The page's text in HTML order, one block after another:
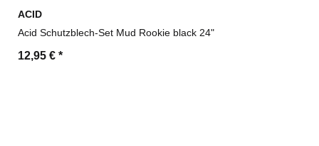
ACID
Acid Schutzblech-Set Mud Rookie black 24"
12,95 € *